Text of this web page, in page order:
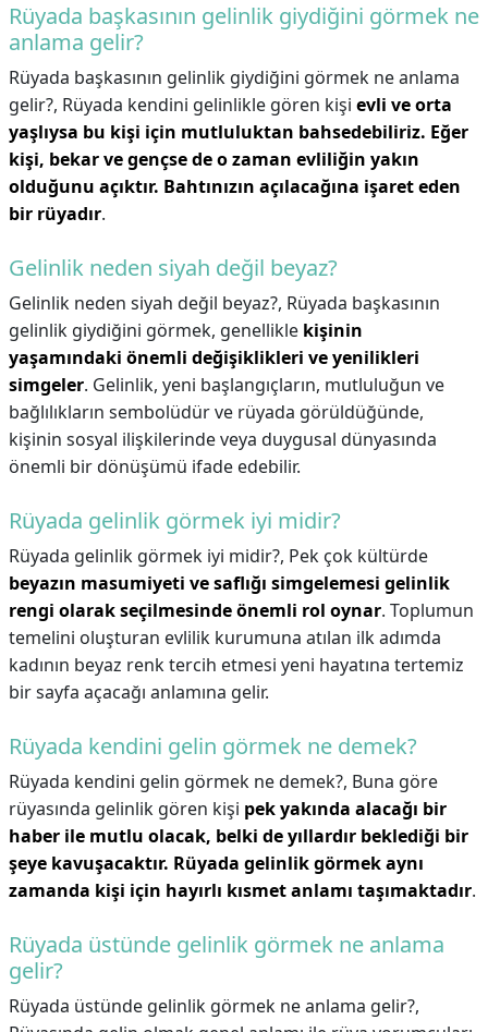
Rüyada başkasının gelinlik giydiğini görmek ne
anlama gelir?
Rüyada başkasının gelinlik giydiğini görmek ne anlama
gelir?, Rüyada kendini gelinlikle gören kişi evli ve orta
yaşlıysa bu kişi için mutluluktan bahsedebiliriz. Eğer
kişi, bekar ve gençse de o zaman evliliğin yakın
olduğunu açıktır. Bahtınızın açılacağına işaret eden
bir rüyadır.
Gelinlik neden siyah değil beyaz?
Gelinlik neden siyah değil beyaz?, Rüyada başkasının
gelinlik giydiğini görmek, genellikle kişinin
yaşamındaki önemli değişiklikleri ve yenilikleri
simgeler. Gelinlik, yeni başlangıçların, mutluluğun ve
bağlılıkların sembolüdür ve rüyada görüldüğünde,
kişinin sosyal ilişkilerinde veya duygusal dünyasında
önemli bir dönüşümü ifade edebilir.
Rüyada gelinlik görmek iyi midir?
Rüyada gelinlik görmek iyi midir?, Pek çok kültürde
beyazın masumiyeti ve saflığı simgelemesi gelinlik
rengi olarak seçilmesinde önemli rol oynar. Toplumun
temelini oluşturan evlilik kurumuna atılan ilk adımda
kadının beyaz renk tercih etmesi yeni hayatına tertemiz
bir sayfa açacağı anlamına gelir.
Rüyada kendini gelin görmek ne demek?
Rüyada kendini gelin görmek ne demek?, Buna göre
rüyasında gelinlik gören kişi pek yakında alacağı bir
haber ile mutlu olacak, belki de yıllardır beklediği bir
şeye kavuşacaktır. Rüyada gelinlik görmek aynı
zamanda kişi için hayırlı kısmet anlamı taşımaktadır.
Rüyada üstünde gelinlik görmek ne anlama
gelir?
Rüyada üstünde gelinlik görmek ne anlama gelir?,